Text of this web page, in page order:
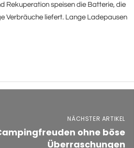
Rekuperation speisen die Batterie, die
Verbräuche liefert. Lange Ladepausen
NÄCHSTER ARTIKEL
ohne böse
Überraschungen